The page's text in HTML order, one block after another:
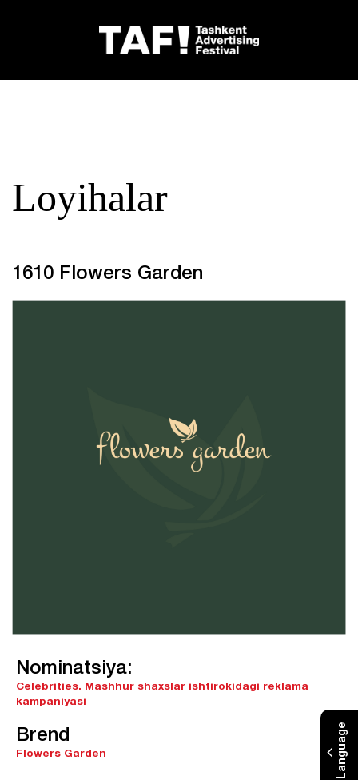
Language
Loyihalar
1610 Flowers Garden
Nominatsiya:
Celebrities. Mashhur shaxslar ishtirokidagi reklama
kampaniyasi
Brend
Flowers Garden